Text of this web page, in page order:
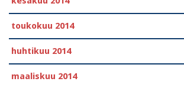
toukokuu 2014
huhtikuu 2014
maaliskuu 2014